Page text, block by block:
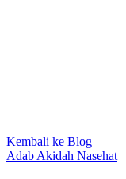
Kembali ke Blog
Adab Akidah Nasehat